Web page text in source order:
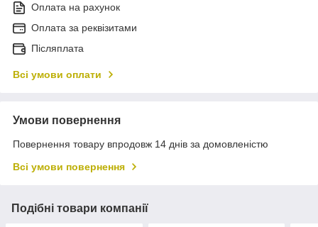
Оплата на рахунок
Оплата за реквізитами
Післяплата
Всі умови оплати
Умови повернення
Повернення товару впродовж 14 днів за домовленістю
Всі умови повернення
Подібні товари компанії